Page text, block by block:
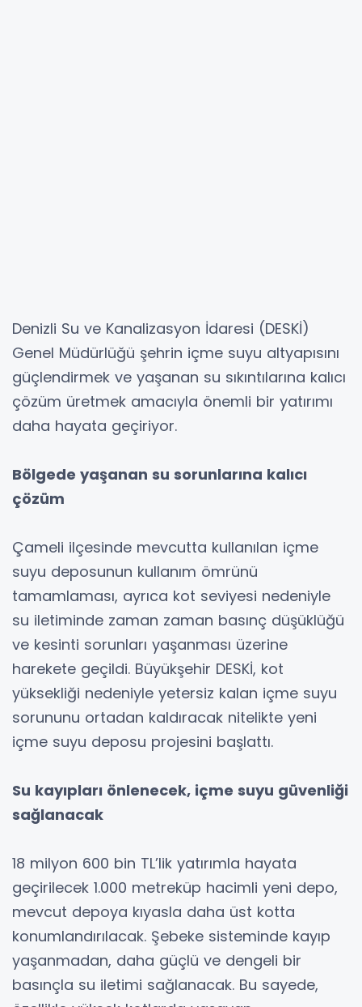
Denizli Su ve Kanalizasyon İdaresi (DESKİ)
Genel Müdürlüğü şehrin içme suyu altyapısını
güçlendirmek ve yaşanan su sıkıntılarına kalıcı
çözüm üretmek amacıyla önemli bir yatırımı
daha hayata geçiriyor.
Bölgede yaşanan su sorunlarına kalıcı
çözüm
Çameli ilçesinde mevcutta kullanılan içme
suyu deposunun kullanım ömrünü
tamamlaması, ayrıca kot seviyesi nedeniyle
su iletiminde zaman zaman basınç düşüklüğü
ve kesinti sorunları yaşanması üzerine
harekete geçildi. Büyükşehir DESKİ, kot
yüksekliği nedeniyle yetersiz kalan içme suyu
sorununu ortadan kaldıracak nitelikte yeni
içme suyu deposu projesini başlattı.
Su kayıpları önlenecek, içme suyu güvenliği
sağlanacak
18 milyon 600 bin TL’lik yatırımla hayata
geçirilecek 1.000 metreküp hacimli yeni depo,
mevcut depoya kıyasla daha üst kotta
konumlandırılacak. Şebeke sisteminde kayıp
yaşanmadan, daha güçlü ve dengeli bir
basınçla su iletimi sağlanacak. Bu sayede,